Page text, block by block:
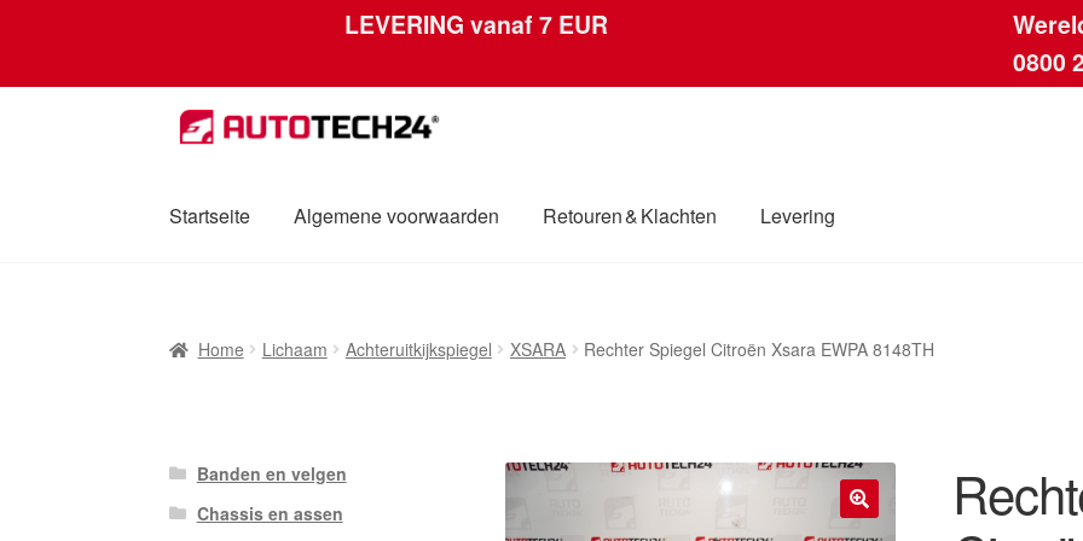
LEVERING vanaf 7 EUR
0800
Skip
to
Skip
to
Startseite Algemene voorwaarden Retouren & Klachten Levering
Mijn accountOver onsPrivacybeleidWereldwijde verzendingWinkelwagen
Home Lichaam Achteruitkijkspiegel XSARA Rechter Spiegel Citroën Xsara EWPA 8148TH
🔍
Banden en velgen
Chassis en assen